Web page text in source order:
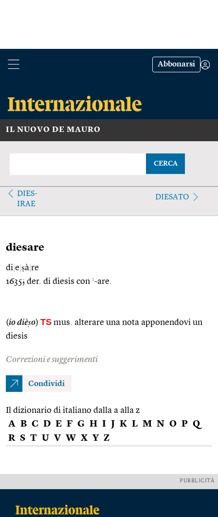
Abbonarsi
IL NUOVO DE MAURO
CERCA
DIES-
IRAE
DIESATO
diesare
di e ṣà re
1635; der. di diesis con 1-are.
(io dièṣo) TS mus. alterare una nota apponendovi un
diesis
Correzioni e suggerimenti
Condividi
Il dizionario di italiano dalla a alla z
A B C D E F G H I J K L M N O P Q
R S T U V W X Y Z
PUBBLICITÀ